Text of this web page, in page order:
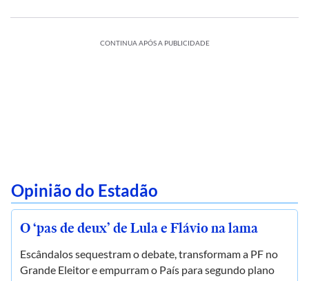
CONTINUA APÓS A PUBLICIDADE
Opinião do Estadão
O ‘pas de deux’ de Lula e Flávio na lama
Escândalos sequestram o debate, transformam a PF no
Grande Eleitor e empurram o País para segundo plano